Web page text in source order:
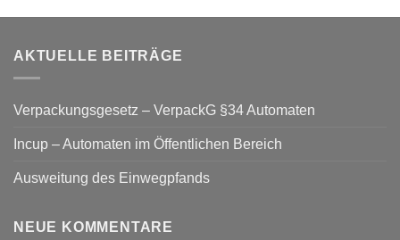
AKTUELLE BEITRÄGE
Verpackungsgesetz – VerpackG §34 Automaten
Incup – Automaten im Öffentlichen Bereich
Ausweitung des Einwegpfands
NEUE KOMMENTARE